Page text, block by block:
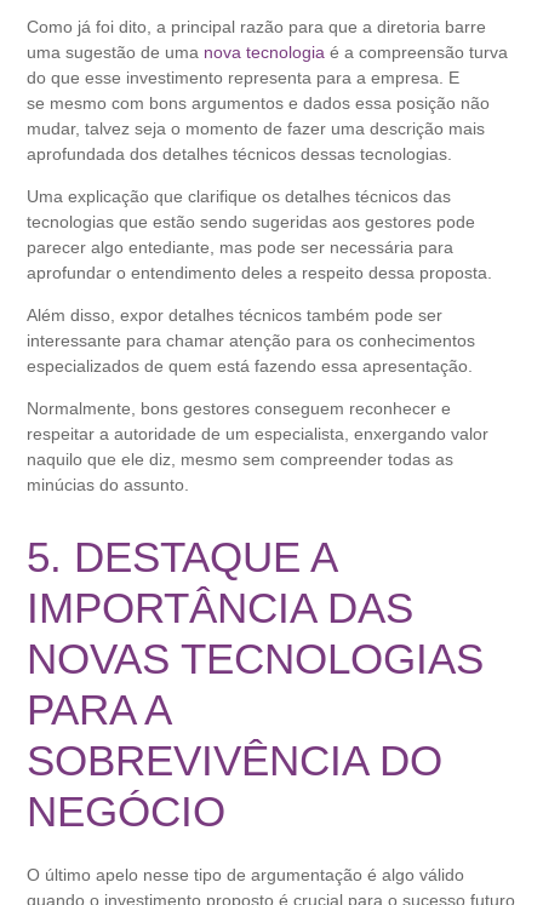
Como já foi dito, a principal razão para que a diretoria barre
uma sugestão de uma nova tecnologia é a compreensão turva
do que esse investimento representa para a empresa. E
se mesmo com bons argumentos e dados essa posição não
mudar, talvez seja o momento de fazer uma descrição mais
aprofundada dos detalhes técnicos dessas tecnologias.
Uma explicação que clarifique os detalhes técnicos das
tecnologias que estão sendo sugeridas aos gestores pode
parecer algo entediante, mas pode ser necessária para
aprofundar o entendimento deles a respeito dessa proposta.
Além disso, expor detalhes técnicos também pode ser
interessante para chamar atenção para os conhecimentos
especializados de quem está fazendo essa apresentação.
Normalmente, bons gestores conseguem reconhecer e
respeitar a autoridade de um especialista, enxergando valor
naquilo que ele diz, mesmo sem compreender todas as
minúcias do assunto.
5. DESTAQUE A
IMPORTÂNCIA DAS
NOVAS TECNOLOGIAS
PARA A
SOBREVIVÊNCIA DO
NEGÓCIO
O último apelo nesse tipo de argumentação é algo válido
quando o investimento proposto é crucial para o sucesso futuro